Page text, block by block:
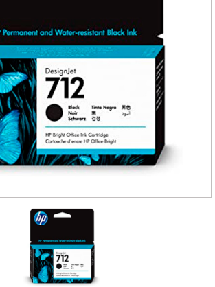
agrandar